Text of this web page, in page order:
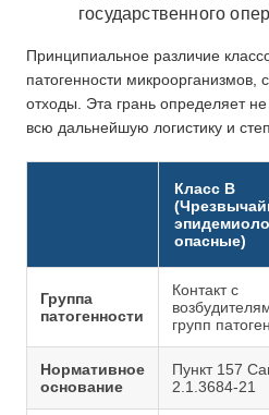
государственного
Принципиальное различие
патогенности микроорганизмов,
отходы. Эта грань определяет
всю дальнейшую логистику и
Класс В
опасные)
Группа
патогенности
Контакт с
групп
Нормативное
основание
Пункт 157
2.1.3684-21